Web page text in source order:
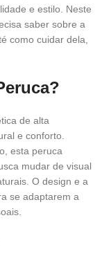
e estilo. Neste
saber sobre a
como cuidar dela,
de alta
e conforto.
esta peruca
mudar de visual
O design e a
se adaptarem a